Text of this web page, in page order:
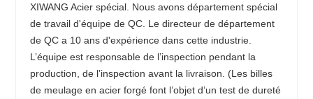
XIWANG Acier spécial. Nous avons département spécial
de travail d'équipe de QC. Le directeur de département
de QC a 10 ans d'expérience dans cette industrie.
L’équipe est responsable de l’inspection pendant la
production, de l’inspection avant la livraison. (Les billes
de meulage en acier forgé font l’objet d’un test de dureté